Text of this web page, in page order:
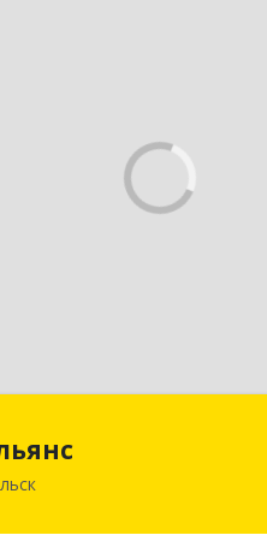
412900, Саратовская обл,